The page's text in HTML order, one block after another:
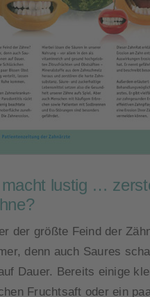
lustig …
der größte Feind der
denn auch Saures
Dauer. Bereits einige
Fruchtsaft oder ein